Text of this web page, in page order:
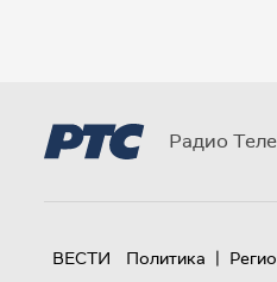
Радио
ВЕСТИ Политика |